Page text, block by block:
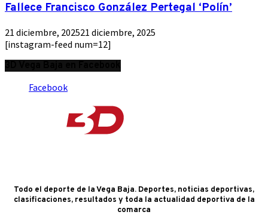
Fallece Francisco González Pertegal ‘Polín’
21 diciembre, 202521 diciembre, 2025
[instagram-feed num=12]
Facebook
Todo el deporte de la Vega Baja. Deportes, noticias deportivas,
clasificaciones, resultados y toda la actualidad deportiva de la
comarca